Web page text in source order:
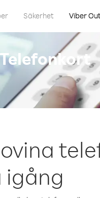
Säkerhet Viber
igång